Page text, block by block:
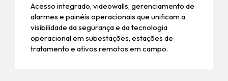
Acesso integrado, videowalls, gerenciamento de
alarmes e painéis operacionais que unificam a
visibilidade da segurança e da tecnologia
operacional em subestações, estações de
tratamento e ativos remotos em campo.